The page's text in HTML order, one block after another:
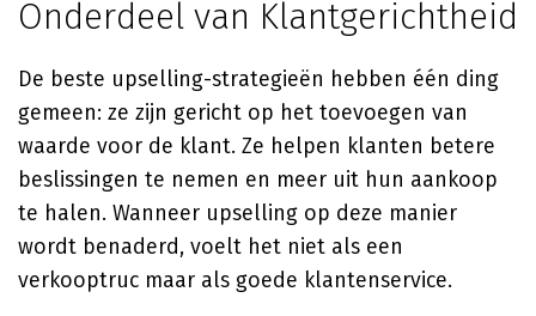
Onderdeel van Klantgerichtheid
De beste upselling-strategieën hebben één ding
gemeen: ze zijn gericht op het toevoegen van
waarde voor de klant. Ze helpen klanten betere
beslissingen te nemen en meer uit hun aankoop
te halen. Wanneer upselling op deze manier
wordt benaderd, voelt het niet als een
verkooptruc maar als goede klantenservice.